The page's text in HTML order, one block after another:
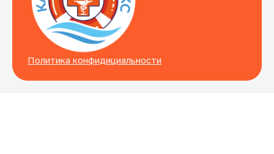
Политика конфидициальности